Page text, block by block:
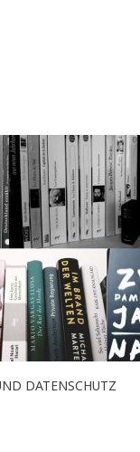
DATENSCHUTZ